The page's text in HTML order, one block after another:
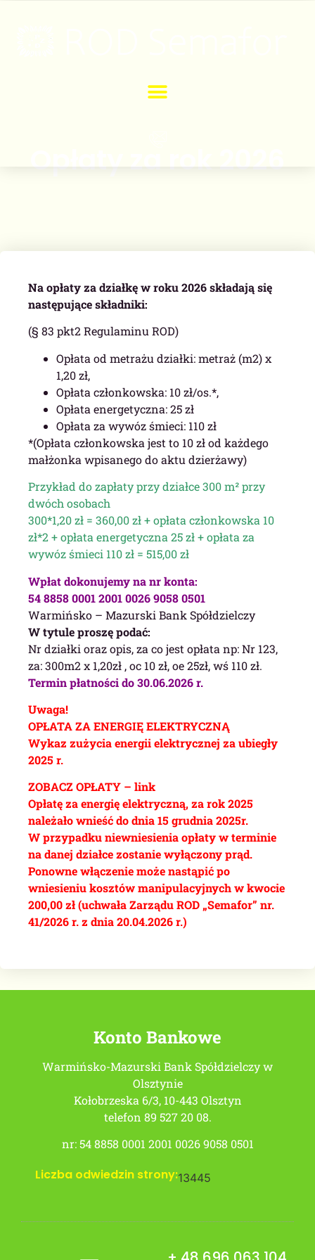
Opłaty za rok 2026
Na opłaty za działkę w roku 2026 składają się
następujące składniki:
(§ 83 pkt2 Regulaminu ROD)
Opłata od metrażu działki: metraż (m2) x
1,20 zł,
Opłata członkowska: 10 zł/os.*,
Opłata energetyczna: 25 zł
Opłata za wywóz śmieci: 110 zł
*(Opłata członkowska jest to 10 zł od każdego
małżonka wpisanego do aktu dzierżawy)
Przykład do zapłaty przy działce 300 m² przy
dwóch osobach
300*1,20 zł = 360,00 zł + opłata członkowska 10
zł*2 + opłata energetyczna 25 zł + opłata za
wywóz śmieci 110 zł = 515,00 zł
Wpłat dokonujemy na nr konta:
54 8858 0001 2001 0026 9058 0501
Warmińsko – Mazurski Bank Spółdzielczy
W tytule proszę podać:
Nr działki oraz opis, za co jest opłata np: Nr 123,
za: 300m2 x 1,20zł , oc 10 zł, oe 25zł, wś 110 zł.
Termin płatności do 30.06.2026 r.
Uwaga!
OPŁATA ZA ENERGIĘ ELEKTRYCZNĄ
Wykaz zużycia energii elektrycznej za ubiegły
2025 r.
ZOBACZ OPŁATY – link
Opłatę za energię elektryczną, za rok 2025
należało wnieść do dnia 15 grudnia 2025r.
W przypadku niewniesienia opłaty w terminie
na danej działce zostanie wyłączony prąd.
Ponowne włączenie może nastąpić po
wniesieniu kosztów manipulacyjnych w kwocie
200,00 zł (uchwała Zarządu ROD „Semafor” nr.
41/2026 r. z dnia 20.04.2026 r.)
Konto Bankowe
Warmińsko-Mazurski Bank Spółdzielczy w
Olsztynie
Kołobrzeska 6/3, 10-443 Olsztyn
telefon 89 527 20 08.
nr: 54 8858 0001 2001 0026 9058 0501
Liczba odwiedzin strony:13445